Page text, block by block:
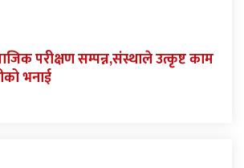
परीक्षण सम्पन्न,संस्थाले उत्कृष्ट काम
भनाई